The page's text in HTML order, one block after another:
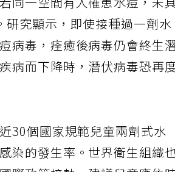
同一空間有人罹患水痘，未
究顯示，即使接種過一劑水
病毒，痊癒後病毒仍會終生
病而下降時，潛伏病毒恐再
30個國家規範兒童兩劑式水
染的發生率。世界衛生組織